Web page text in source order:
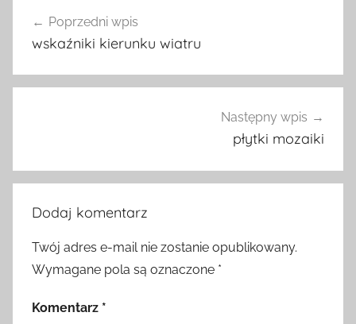
wpisu
Poprzedni wpis
wskaźniki kierunku wiatru
Następny wpis
płytki mozaiki
Dodaj komentarz
Twój adres e-mail nie zostanie opublikowany.
Wymagane pola są oznaczone *
Komentarz *